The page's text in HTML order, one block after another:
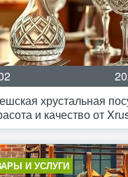
хрустальная
и качество от
И УСЛУГИ